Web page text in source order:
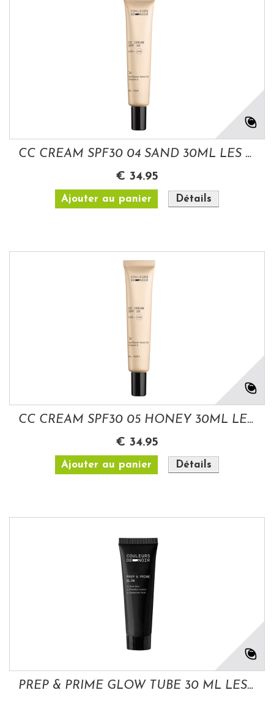
CC CREAM SPF30 04 SAND 30ML LES COULEURS...
€ 34.95
Ajouter au panier Détails
CC CREAM SPF30 05 HONEY 30ML LES COULEURS...
€ 34.95
Ajouter au panier Détails
PREP & PRIME GLOW TUBE 30 ML LES COULEURS...